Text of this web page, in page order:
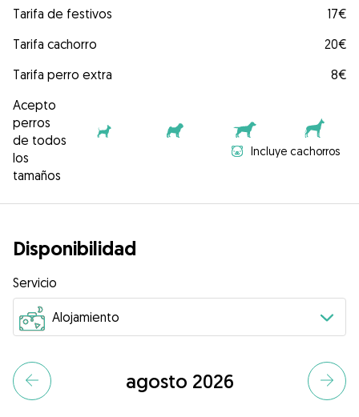
Tarifa de festivos
17€
Tarifa cachorro
20€
Tarifa perro extra
8€
Acepto
perros
de todos
los
tamaños
Incluye cachorros
Disponibilidad
Servicio
agosto 2026